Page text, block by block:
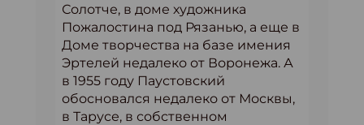
Солотче, в доме художника
Пожалостина под Рязанью, а еще в
Доме творчества на базе имения
Эртелей недалеко от Воронежа. А
в 1955 году Паустовский
обосновался недалеко от Москвы,
в Тарусе, в собственном